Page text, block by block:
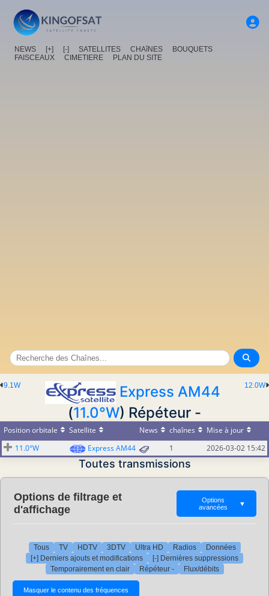
NEWS [+] [-] SATELLITES CHAîNES
BOUQUETS
FAISCEAUX
CIMETIERE PLAN DU SITE
12.0W
9.1W
Express AM44
(11.0°W) Répéteur -
Position orbitale Satellite News chaînes
Mise à jour
11.0°W
Express AM44 1 2026-03-02 15:42
Toutes transmissions
Options de filtrage et
d'affichage
Options
avancées
▼
Tous TV HDTV 3DTV Ultra HD Radios
Données
[+] Derniers ajouts et modifications
[-] Dernières suppressions
Temporairement en clair
Répéteur - Flux/débits